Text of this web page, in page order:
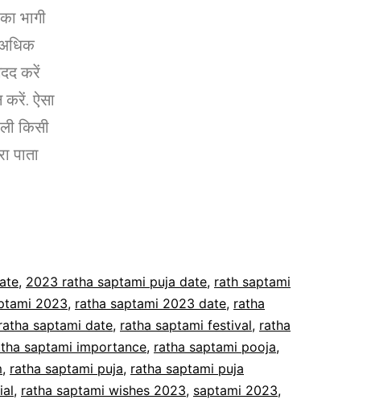
भागी
करें
करें. ऐसा
किसी
पाता
, 2023 ratha saptami puja date, rath saptami
2023, ratha saptami 2023 date, ratha
saptami date, ratha saptami festival, ratha
saptami importance, ratha saptami pooja,
, ratha saptami puja, ratha saptami puja
, ratha saptami wishes 2023, saptami 2023,